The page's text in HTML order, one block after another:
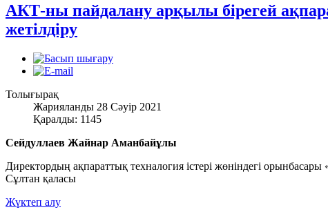
АКТ-ны пайдалану арқылы бірегей
жетілдіру
Толығырақ
Жарияланды 28 Сәуір 2021
Қаралды: 1145
Сейдуллаев Жайнар Аманбайұлы
Директордың ақпараттық техналогия істері жөніндегі
Сұлтан қаласы
Жүктеп алу